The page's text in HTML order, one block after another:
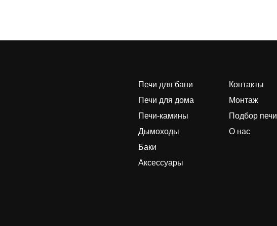
Печи для бани
Печи для дома
Печи-камины
Дымоходы
Баки
Аксессуары
Контакты
Монтаж
Подбор печи
О нас